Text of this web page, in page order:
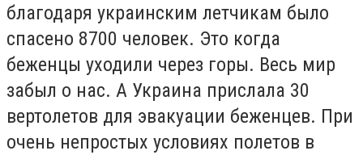
благодаря украинским летчикам было
спасено 8700 человек. Это когда
беженцы уходили через горы. Весь мир
забыл о нас. А Украина прислала 30
вертолетов для эвакуации беженцев. При
очень непростых условиях полетов в